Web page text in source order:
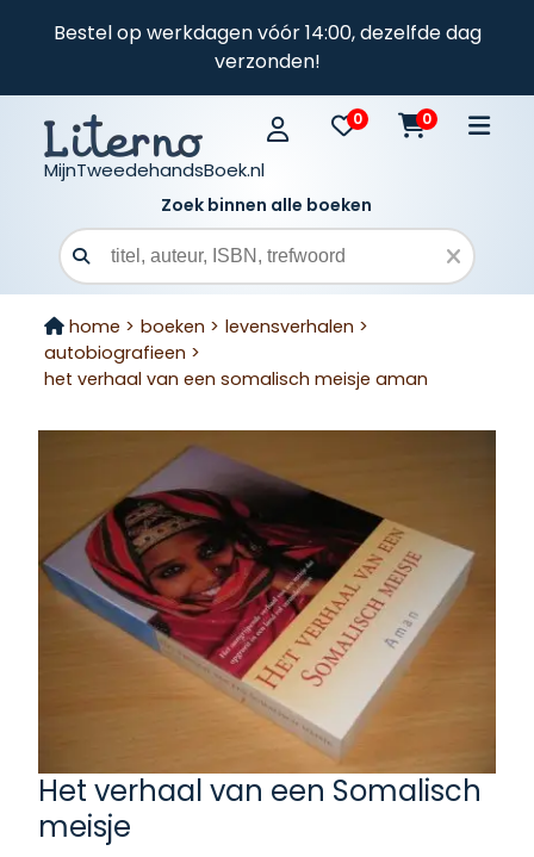
Bestel op werkdagen vóór 14:00, dezelfde dag
verzonden!
MijnTweedehandsBoek.nl
0 0
Zoek binnen alle boeken
Zoekveld
home > boeken > levensverhalen >
autobiografieen >
het verhaal van een somalisch meisje aman
Het verhaal van een Somalisch
meisje